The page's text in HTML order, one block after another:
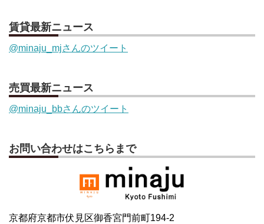
賃貸最新ニュース
@minaju_mjさんのツイート
売買最新ニュース
@minaju_bbさんのツイート
お問い合わせはこちらまで
京都府京都市伏見区御香宮門前町194-2